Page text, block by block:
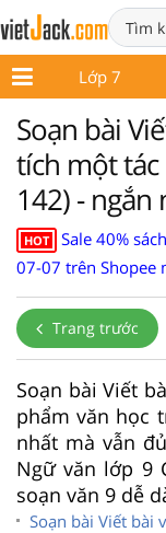
6 Lớp 7
Soạn bài
tích một
142) -
HOT
Sale 40%
07-07 trên Shopee
Trang trước
Soạn bài Viết
phẩm văn học
nhất mà vẫn
Ngữ văn lớp 9
soạn văn 9 dễ
Soạn bài Viết bài